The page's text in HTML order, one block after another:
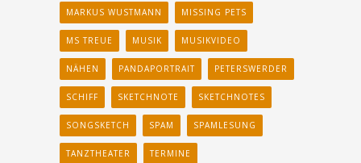
MARKUS WUSTMANN MISSING PETS
MS TREUE MUSIK MUSIKVIDEO
NÄHEN PANDAPORTRAIT PETERSWERDER
SCHIFF SKETCHNOTE SKETCHNOTES
SONGSKETCH SPAM SPAMLESUNG
TANZTHEATER TERMINE